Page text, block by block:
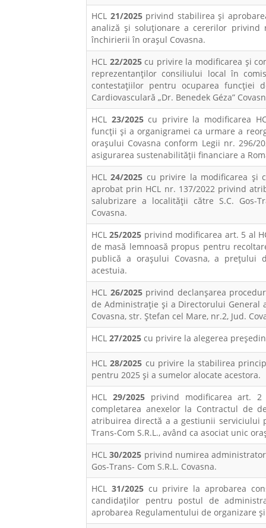
HCL 21/2025privind stabilirea și
analiză și soluționare a cererilor
închirierii în orașul Covasna.
HCL 22/2025cu privire la modificarea și
reprezentanților consiliului local în
contestațiilor pentru ocuparea funcției
Cardiovasculară „Dr. Benedek Géza”
HCL 23/2025cu privire la modificarea
funcții și a organigramei ca urmare a
orașului Covasna conform Legii nr. 296/
asigurarea sustenabilităţii financiare a
HCL24/2025 cu privire la modificarea și
aprobat prin HCL nr. 137/2022 privind
salubrizare a localității către S.C. Gos-
Covasna.
HCL25/2025 privind modificarea art. 5 al
de masă lemnoasă propus pentru
publică a orașului Covasna, a
acestuia.
HCL 26/2025privind declanşarea
de Administrație şi a Directorului General
Covasna, str. Ștefan cel Mare, nr.2, Jud.
HCL 27/2025 cu privire la alegerea
HCL28/2025 cu privire la stabilirea
pentru 2025 și a sumelor alocate acestora.
HCL 29/2025privind modificarea art. 2
completarea anexelor la Contractul de
atribuirea directă a a gestiunii serviciului
Trans-Com S.R.L., având ca asociat unic
HCL30/2025 privind numirea
Gos-Trans- Com S.R.L. Covasna.
HCL 31/2025cu privire la aprobarea
candidaților pentru postul de
aprobarea Regulamentului de organizare